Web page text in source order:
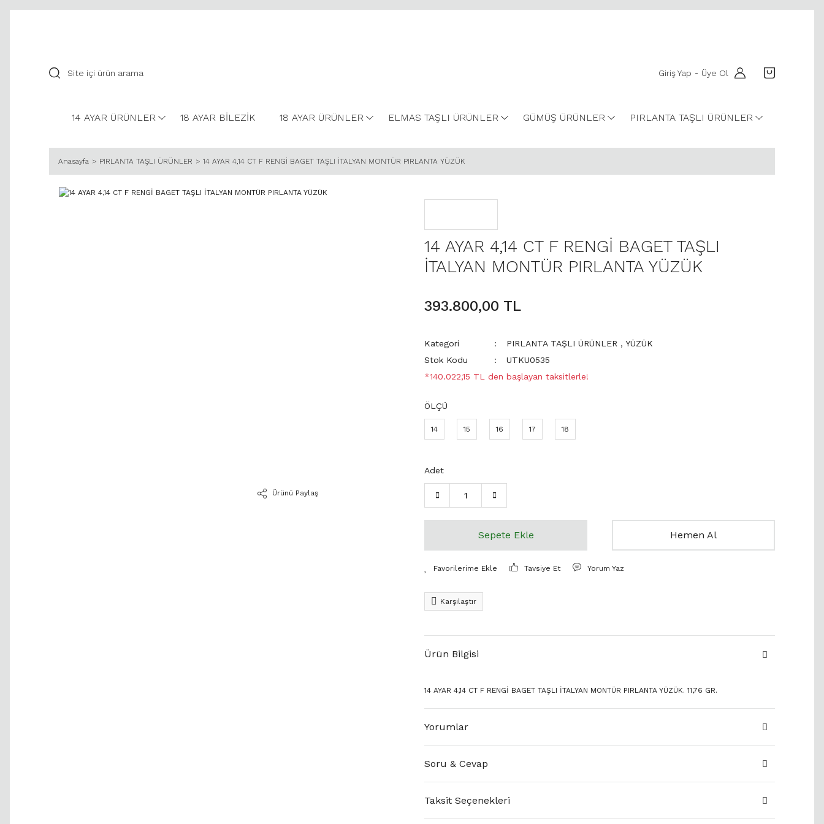
Giriş Yap - Üye Ol
14 AYAR ÜRÜNLER 18 AYAR BİLEZİK 18 AYAR ÜRÜNLER ELMAS TAŞLI ÜRÜNLER GÜMÜŞ ÜRÜNLER PIRLANTA TAŞLI ÜRÜNLER
Anasayfa PIRLANTA TAŞLI ÜRÜNLER 14 AYAR 4,14 CT F RENGİ BAGET TAŞLI İTALYAN MONTÜR PIRLANTA YÜZÜK
Ürünü Paylaş
14 AYAR 4,14 CT F RENGİ BAGET TAŞLI
İTALYAN MONTÜR PIRLANTA YÜZÜK
393.800,00 TL
Kategori PIRLANTA TAŞLI ÜRÜNLER ,YÜZÜK
Stok Kodu
UTKU0535
*140.022,15 TL den başlayan taksitlerle!
ÖLÇÜ
14 15 16 17 18
Adet
Sepete Ekle Hemen Al
Tavsiye Et Yorum Yaz
Karşılaştır
Ürün Bilgisi
14 AYAR 4,14 CT F RENGİ BAGET TAŞLI İTALYAN MONTÜR PIRLANTA YÜZÜK. 11,76 GR.
Yorumlar
Soru & Cevap
Taksit Seçenekleri